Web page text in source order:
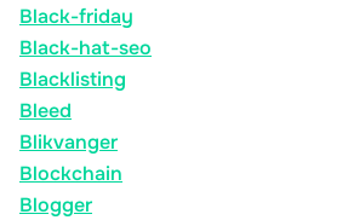
Black-friday
Black-hat-seo
Blacklisting
Bleed
Blikvanger
Blockchain
Blogger